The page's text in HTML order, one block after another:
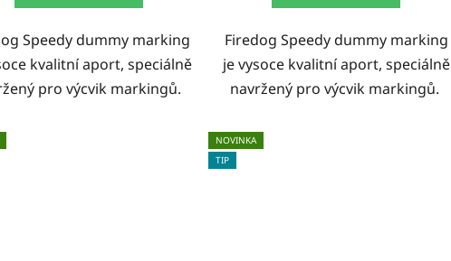
Speedy dummy marking
kvalitní aport, speciálně
pro výcvik markingů.
Firedog Speedy dummy marking
je vysoce kvalitní aport, speciálně
navržený pro výcvik markingů.
NOVINKA
TIP